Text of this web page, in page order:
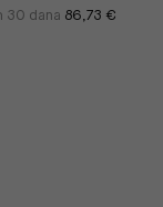
30 dana 86,73 €